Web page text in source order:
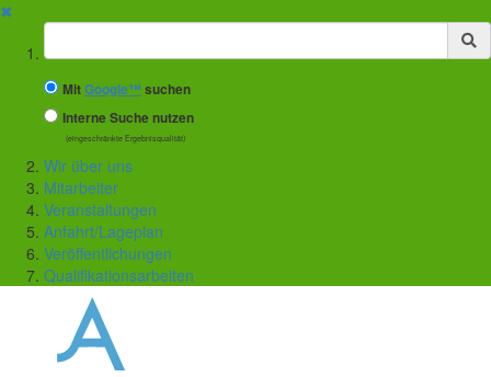
✖
Suchbegriff
MitGoogle™suchen
Interne Suche nutzen
(eingeschränkte Ergebnisqualität)
Wir über uns
Mitarbeiter
Veranstaltungen
Anfahrt/Lageplan
Veröffentlichungen
Qualifikationsarbeiten